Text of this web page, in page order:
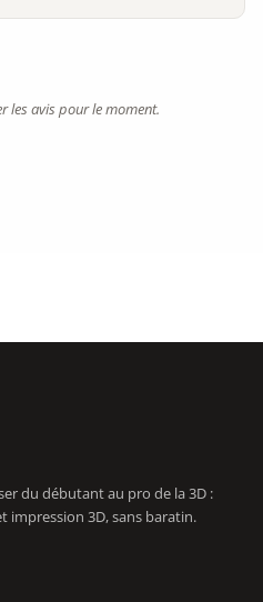
les avis pour le moment.
du débutant au pro de la 3D :
impression 3D, sans baratin.